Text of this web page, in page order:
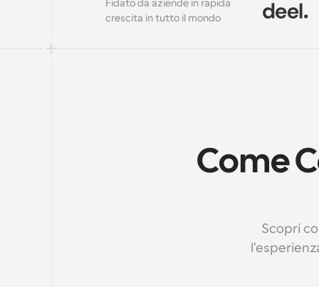
Fidato da aziende in rapida
crescita in tutto il mondo
Come
Scopri